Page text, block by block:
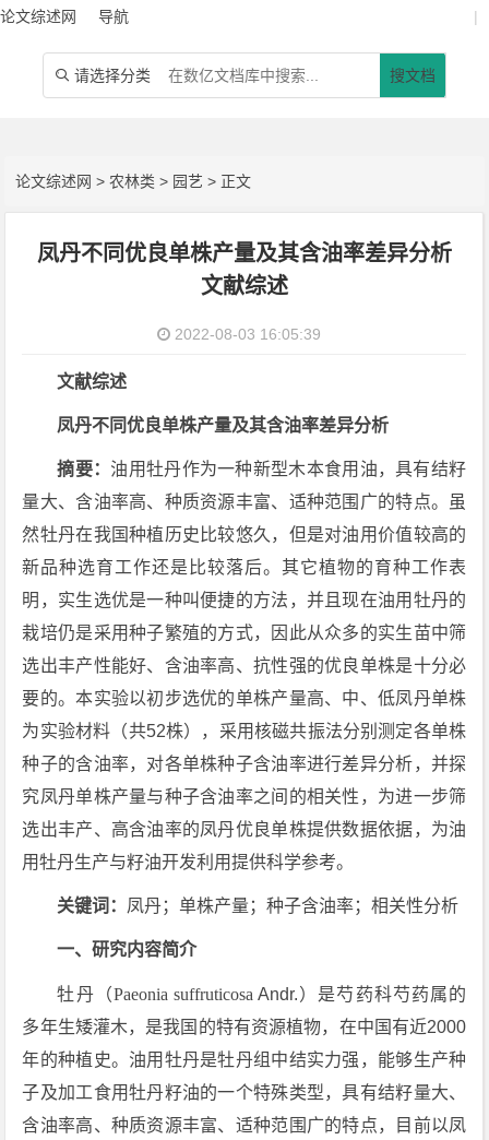
论文综述网 导航 |
 请选择分类 搜文档
论文综述网 >农林类 > 园艺 > 正文
凤丹不同优良单株产量及其含油率差异分析
文献综述
2022-08-03 16:05:39
文献综述
凤丹不同优良单株产量及其含油率差异分析
摘要： 油用牡丹作为一种新型木本食用油，具有结籽
量大、含油率高、种质资源丰富、适种范围广的特点。虽
然牡丹在我国种植历史比较悠久，但是对油用价值较高的
新品种选育工作还是比较落后。其它植物的育种工作表
明，实生选优是一种叫便捷的方法，并且现在油用牡丹的
栽培仍是采用种子繁殖的方式，因此从众多的实生苗中筛
选出丰产性能好、含油率高、抗性强的优良单株是十分必
要的。本实验以初步选优的单株产量高、中、低凤丹单株
为实验材料（共52株），采用核磁共振法分别测定各单株
种子的含油率，对各单株种子含油率进行差异分析，并探
究凤丹单株产量与种子含油率之间的相关性，为进一步筛
选出丰产、高含油率的凤丹优良单株提供数据依据，为油
用牡丹生产与籽油开发利用提供科学参考。
关键词： 凤丹；单株产量；种子含油率；相关性分析
一、研究内容简介
牡丹（Paeonia suffruticosa Andr.）是芍药科芍药属的
多年生矮灌木，是我国的特有资源植物，在中国有近2000
年的种植史。油用牡丹是牡丹组中结实力强，能够生产种
子及加工食用牡丹籽油的一个特殊类型，具有结籽量大、
含油率高、种质资源丰富、适种范围广的特点，目前以凤